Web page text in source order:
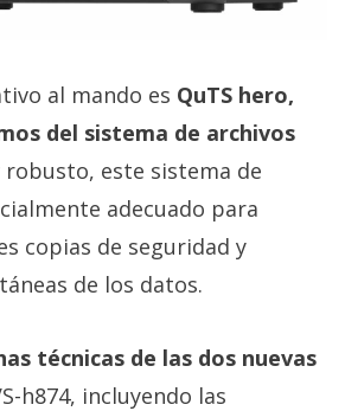
al mando es QuTS hero,
del sistema de archivos
robusto, este sistema de
adecuado para
copias de seguridad y
de los datos.
técnicas de las dos nuevas
h874, incluyendo las